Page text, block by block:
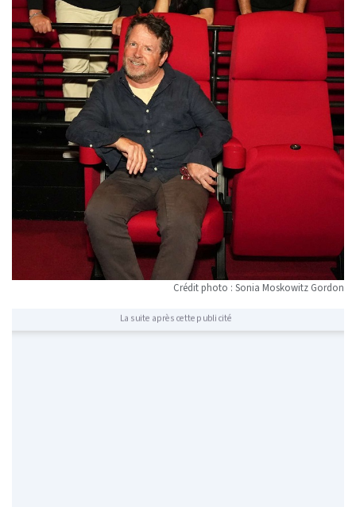
Crédit photo : Sonia Moskowitz Gordon
La suite après cette publicité